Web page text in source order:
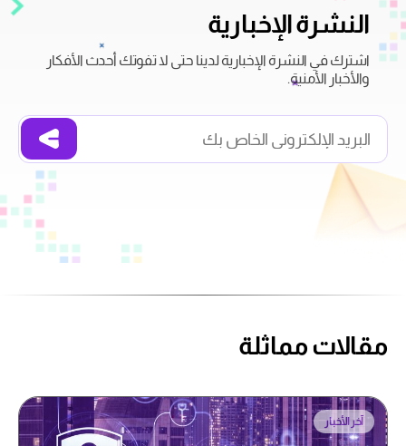
النشرة الإخبارية
اشترك في النشرة الإخبارية لدينا حتى لا تفوتك أحدث الأفكار
والأخبار الأمنية.
مقالات مماثلة
آخر الأخبار